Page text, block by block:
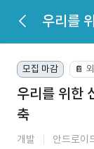
모집 마감 📔
우리를 위한
축
개발 안드로이